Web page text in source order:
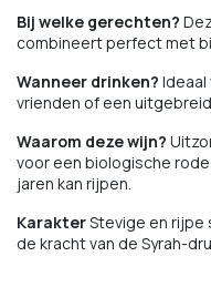
Bij welke gerechten?
combineert perfect met
Wanneer drinken?
vrienden of een
Waarom deze wijn?
voor een biologische
jaren kan rijpen.
KarakterStevige en rijpe
de kracht van de Syrah-